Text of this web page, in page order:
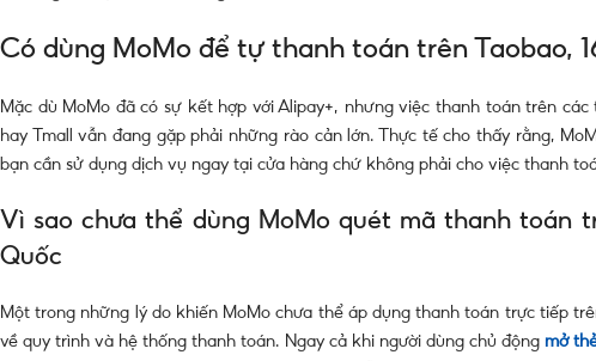
Có dùng MoMo để tự thanh toán trên Taobao,
Mặc dù MoMo đã có sự kết hợp với Alipay+, nhưng việc thanh toán trên
hay Tmall vẫn đang gặp phải những rào cản lớn. Thực tế cho thấy rằng,
bạn cần sử dụng dịch vụ ngay tại cửa hàng chứ không phải cho việc thanh
Vì sao chưa thể dùng MoMo quét mã thanh toán
Quốc
Một trong những lý do khiến MoMo chưa thể áp dụng thanh toán trực tiếp
về quy trình và hệ thống thanh toán. Ngay cả khi người dùng chủ động mở